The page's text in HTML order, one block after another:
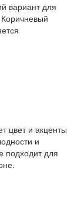
вариант для
цвет и акценты
и
подходит для